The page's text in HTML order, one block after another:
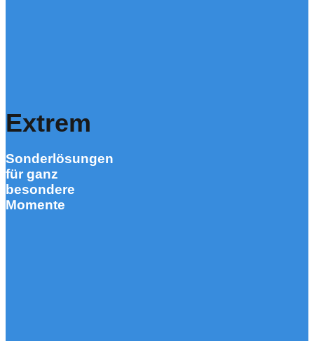
Extrem
Sonderlösungen
für ganz
besondere
Momente